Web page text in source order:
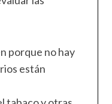
porque no hay
están